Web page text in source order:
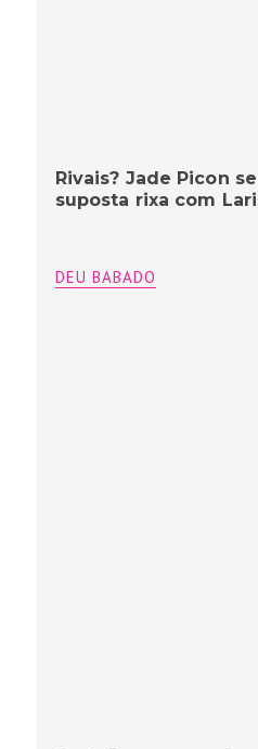
Rivais? Jade Picon
suposta rixa com
DEU BABADO